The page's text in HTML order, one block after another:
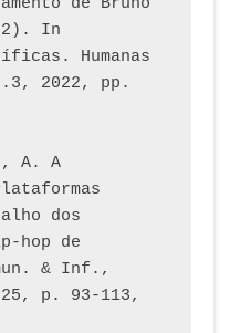
In
Humanas
2022, pp.
A. A
dos
hop de
& Inf.,
p. 93-113,